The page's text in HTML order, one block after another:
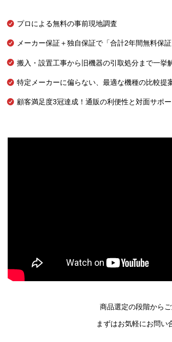
プロによる無料の事前現地調査
メーカー保証＋独自保証で「合計2年間無料保証
搬入・設置工事から旧機器の引取処分まで一挙
特定メーカーに偏らない、最適な機種の比較提
顧客満足度3冠達成！通販の利便性と対面サポ
商品選定の段階からご
まずはお気軽にお問い